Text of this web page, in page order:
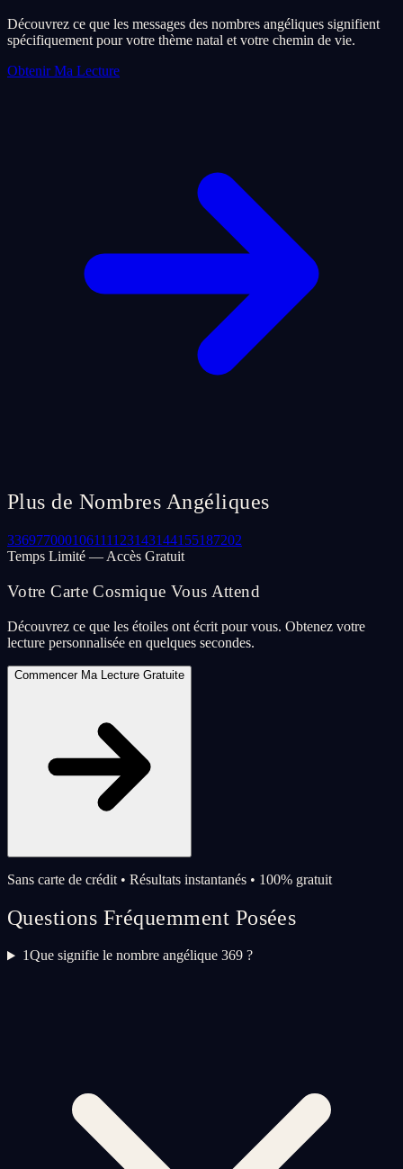
Découvrez ce que les messages des nombres angéliques signifient
spécifiquement pour votre thème natal et votre chemin de vie.
Obtenir Ma Lecture
Plus de Nombres Angéliques
336977000106111123143144155187202
Temps Limité — Accès Gratuit
Votre Carte Cosmique Vous Attend
Découvrez ce que les étoiles ont écrit pour vous. Obtenez votre
lecture personnalisée en quelques secondes.
Commencer Ma Lecture Gratuite
Sans carte de crédit • Résultats instantanés • 100% gratuit
Questions Fréquemment Posées
1Que signifie le nombre angélique 369 ?